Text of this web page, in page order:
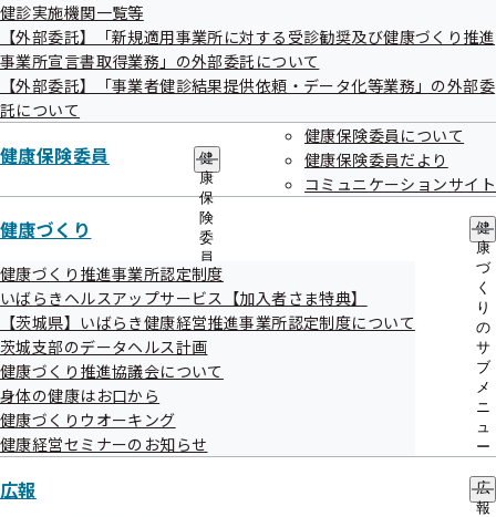
ブ
ニ
ュ
の
ブ
ニ
健診実施機関一覧等
【外部委託】「新規適用事業所に対する受診勧奨及び健康づくり推進
事業所宣言書取得業務」の外部委託について
【外部委託】「事業者健診結果提供依頼・データ化等業務」の外部委
託について
健康保険委員
健
康
保
険
委
員
の
サ
ブ
メ
ニ
ュ
健康保険委員について
健康保険委員だより
コミュニケーションサイト
健康づくり
健
康
づ
く
り
の
サ
ブ
メ
ニ
ュ
ー
健康づくり推進事業所認定制度
いばらきヘルスアップサービス【加入者さま特典】
【茨城県】いばらき健康経営推進事業所認定制度について
茨城支部のデータヘルス計画
健康づくり推進協議会について
身体の健康はお口から
健康づくりウオーキング
健康経営セミナーのお知らせ
広報
広
報
検索結果595件
1件 - 20件表示1件から20件目を表示しています
健診実施機関情報
健診項目
総合病院 水戸協同病院
茨城県水戸市宮町3丁目2番7号
電話番号 050-1720-8262
健診項目は
水戸市
茨城保健生活協同組合 城南病院
住所 茨城県水戸市城南3-15-17
電話番号 029-226-3080
健診項目は
水戸市
公益財団法人茨城県総合健診協会
健診項目は